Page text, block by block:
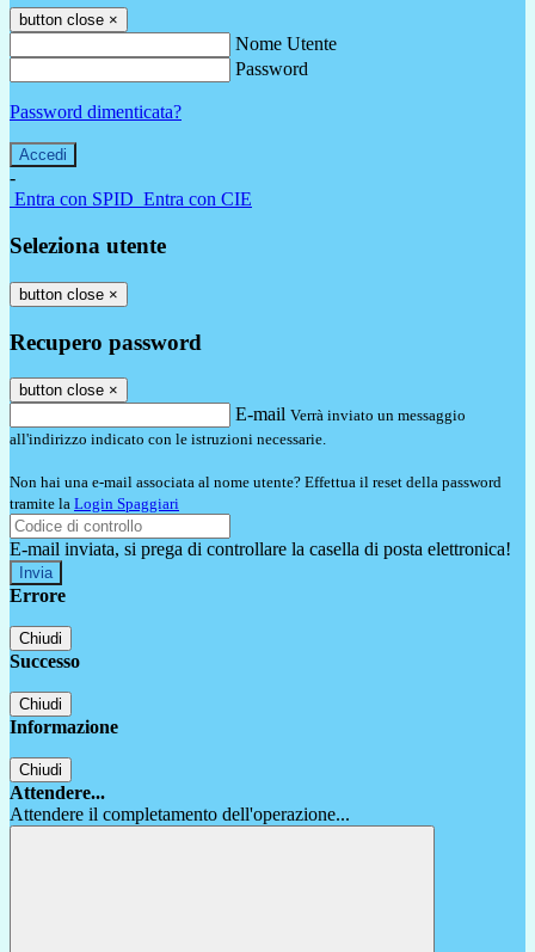
button close ×
Nome Utente
Password
Password dimenticata?
-
Entra con SPID Entra con CIE
Seleziona utente
button close ×
Recupero password
button close ×
E-mail Verrà inviato un messaggio
all'indirizzo indicato con le istruzioni necessarie.
Non hai una e-mail associata al nome utente? Effettua il reset della password
tramite la Login Spaggiari
E-mail inviata, si prega di controllare la casella di posta elettronica!
Errore
Chiudi
Successo
Chiudi
Informazione
Chiudi
Attendere...
Attendere il completamento dell'operazione...